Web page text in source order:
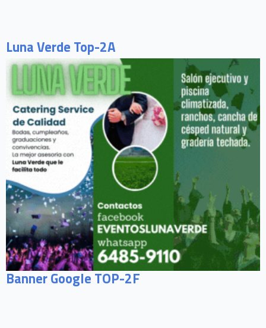
Luna Verde Top-2A
Banner Google TOP-2F